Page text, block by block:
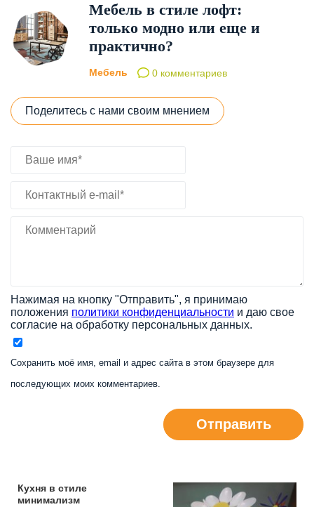
Мебель в стиле лофт:
только модно или еще и
практично?
Мебель 0 комментариев
Поделитесь с нами своим мнением
Нажимая на кнопку "Отправить", я принимаю
положения политики конфиденциальности и даю свое
согласие на обработку персональных данных.
Сохранить моё имя, email и адрес сайта в этом браузере для
последующих моих комментариев.
Отправить
Кухня в стиле
минимализм